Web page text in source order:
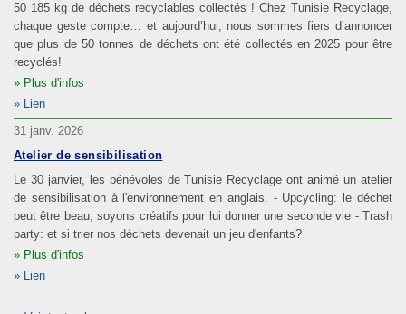
50 185 kg de déchets recyclables collectés ! Chez Tunisie Recyclage,
chaque geste compte… et aujourd’hui, nous sommes fiers d’annoncer
que plus de 50 tonnes de déchets ont été collectés en 2025 pour être
recyclés!
Plus d'infos
Lien
31 janv. 2026
Atelier de sensibilisation
Le 30 janvier, les bénévoles de Tunisie Recyclage ont animé un atelier
de sensibilisation à l'environnement en anglais. - Upcycling: le déchet
peut être beau, soyons créatifs pour lui donner une seconde vie - Trash
party: et si trier nos déchets devenait un jeu d'enfants?
Plus d'infos
Lien